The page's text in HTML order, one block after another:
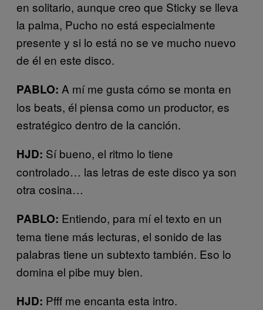
en solitario, aunque creo que Sticky se lleva
la palma, Pucho no está especialmente
presente y si lo está no se ve mucho nuevo
de él en este disco.
PABLO: A mí me gusta cómo se monta en
los beats, él piensa como un productor, es
estratégico dentro de la canción.
HJD: Sí bueno, el ritmo lo tiene
controlado… las letras de este disco ya son
otra cosina…
PABLO: Entiendo, para mí el texto en un
tema tiene más lecturas, el sonido de las
palabras tiene un subtexto también. Eso lo
domina el pibe muy bien.
HJD: Pfff me encanta esta intro.